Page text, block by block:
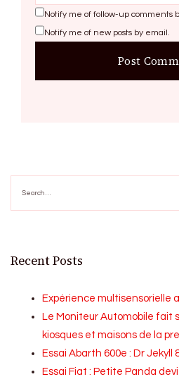
Notify me of follow-up comments
Notify me of new posts by email.
for:
Recent Posts
Expérience multisensorielle
Le Moniteur Automobile fait
kiosques et maisons de la
Essai Abarth 600e : Dr Jekyll
Essai Fiat : Petite Panda